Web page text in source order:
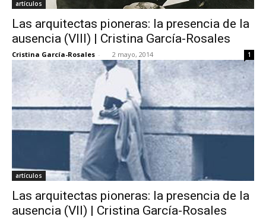
artículos
Las arquitectas pioneras: la presencia de la
ausencia (VIII) | Cristina García-Rosales
Cristina García-Rosales - 2 mayo, 2014 1
artículos
Las arquitectas pioneras: la presencia de la
ausencia (VII) | Cristina García-Rosales